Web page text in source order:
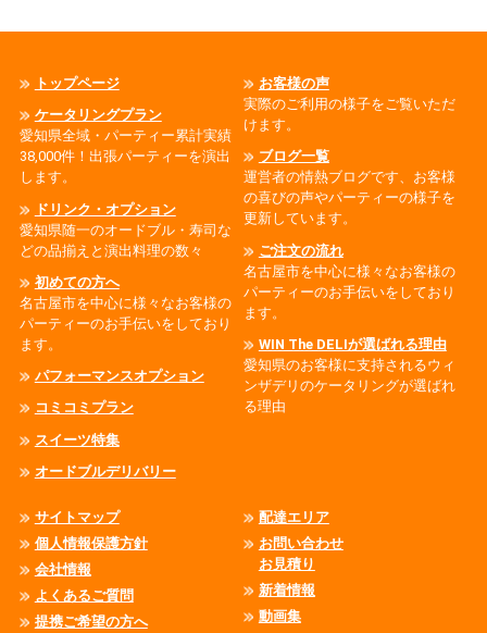
トップページ
ケータリングプラン
愛知県全域・パーティー累計実績
38,000件！出張パーティーを演出
します。
ドリンク・オプション
愛知県随一のオードブル・寿司な
どの品揃えと演出料理の数々
初めての方へ
名古屋市を中心に様々なお客様の
パーティーのお手伝いをしており
ます。
パフォーマンスオプション
コミコミプラン
スイーツ特集
オードブルデリバリー
お客様の声
実際のご利用の様子をご覧いただ
けます。
ブログ一覧
運営者の情熱ブログです、お客様
の喜びの声やパーティーの様子を
更新しています。
ご注文の流れ
名古屋市を中心に様々なお客様の
パーティーのお手伝いをしており
ます。
WIN The DELIが選ばれる理由
愛知県のお客様に支持されるウィ
ンザデリのケータリングが選ばれ
る理由
サイトマップ
個人情報保護方針
会社情報
よくあるご質問
提携ご希望の方へ
配達エリア
お問い合わせ
お見積り
新着情報
動画集